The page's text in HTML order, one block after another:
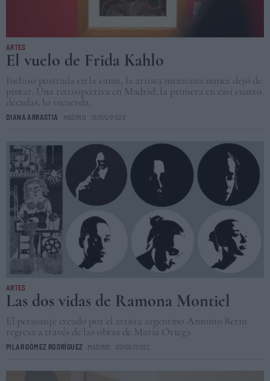
ARTES
El vuelo de Frida Kahlo
Incluso postrada en la cama, la artista mexicana nunca dejó de
pintar. Una retrospectiva en Madrid, la primera en casi cuatro
décadas, lo recuerda.
DIANA ARRASTIA MADRID 16/05/2022
ARTES
Las dos vidas de Ramona Montiel
El personaje creado por el artista argentino Antonio Berni
regresa a través de las obras de María Ortega.
PILAR GÓMEZ RODRÍGUEZ MADRID 07/05/2022